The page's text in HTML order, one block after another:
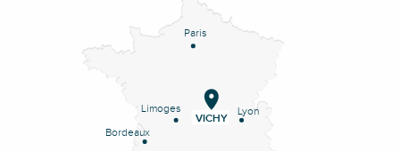
Paris
Lyon
Limoges
Bordeaux
VICHY